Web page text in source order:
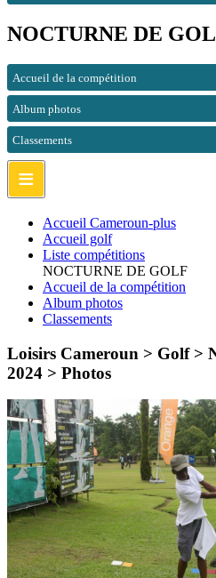
NOCTURNE DE
Accueil de la compétition
Album photos
Classements
≡
Accueil Cameroun-plus
Accueil golf
Liste compétitions
NOCTURNE DE GOLF
Accueil de la compétition
Album photos
Classements
Loisirs Cameroun > Golf >
2024 > Photos